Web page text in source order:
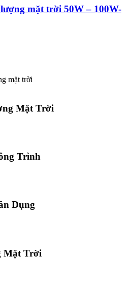
mặt trời 50W – 100W-
mặt trời
Mặt Trời
Trình
Dụng
Mặt Trời